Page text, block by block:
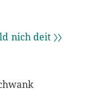
deit 〉〉